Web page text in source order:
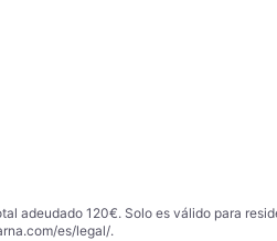
adeudado 120€. Solo es válido para
es/legal/.